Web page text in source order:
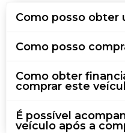
Como posso obter
Como posso
Como obter
comprar este
É possível
veículo após a